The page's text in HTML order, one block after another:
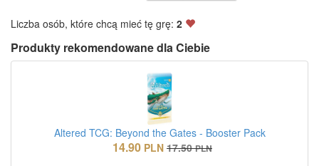
Liczba osób, które chcą mieć tę grę: 2
Produkty rekomendowane dla Ciebie
Altered TCG: Beyond the Gates - Booster Pack
14.90 PLN 17.50 PLN